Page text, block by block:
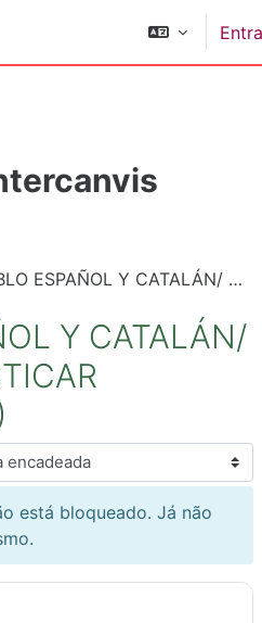
HABLO ESPAÑOL Y CATALÁN/ QUIERO PRACTICAR FRANCÉS (B2)
Y CATALÁN/
está bloqueado. Já não